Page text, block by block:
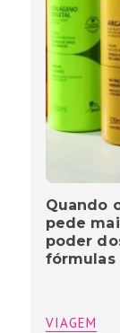
Quando
pede
poder
fórmulas
VIAGEM